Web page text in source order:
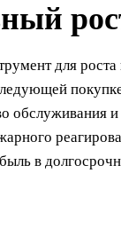
для
обслуживания
в